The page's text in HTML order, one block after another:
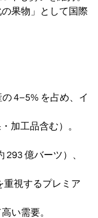
果物」として国際
4–5% を占め、イ
加工品含む）。
293 億バーツ）、
重視するプレミア
い需要。